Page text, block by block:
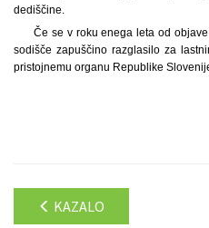
dediščine.
Če se v roku enega leta od
sodišče zapuščino razglasilo za
pristojnemu organu Republike
KAZALO